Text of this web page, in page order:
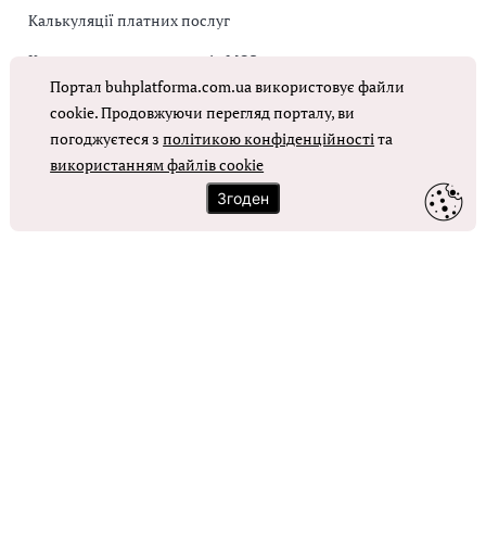
Калькуляції платних послуг
Коригувальна накладна від МОЗ
Оплата праці в КНП
ОТРИМАТИ ДОСТУП
Портал buhplatforma.com.ua використовує файли
cookie. Продовжуючи перегляд порталу, ви
погоджуєтеся зполітикою конфіденційностіта
використанням файлів cookie
Згоден